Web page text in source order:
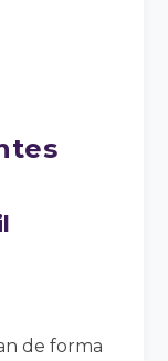
de forma